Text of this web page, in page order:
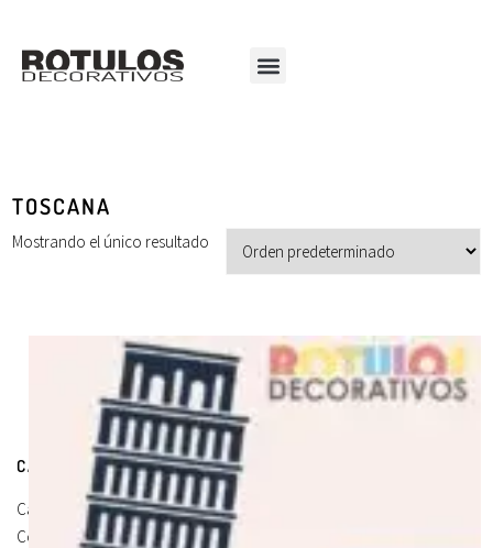
TOSCANA
Mostrando el único resultado
CATEGORÍAS DE PRODUCTOS
Carteles Para Puertas(3)
Cocina
(13)